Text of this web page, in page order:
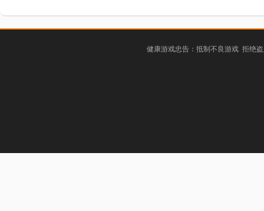
健康游戏忠告：抵制不良游戏 拒绝